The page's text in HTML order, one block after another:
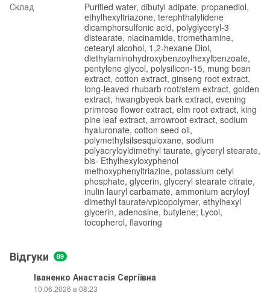
Склад
Purified water, dibutyl adipate, propanediol,
ethylhexyltriazone, terephthalylidene
dicamphorsulfonic acid, polyglyceryl-3
distearate, niacinamide, tromethamine,
cetearyl alcohol, 1,2-hexane Diol,
diethylaminohydroxybenzoylhexylbenzoate,
pentylene glycol, polysilicon-15, mung bean
extract, cotton extract, ginseng root extract,
long-leaved rhubarb root/stem extract, golden
extract, hwangbyeok bark extract, evening
primrose flower extract, elm root extract, king
pine leaf extract, arrowroot extract, sodium
hyaluronate, cotton seed oil,
polymethylsilsesquioxane, sodium
polyacryloyldimethyl taurate, glyceryl stearate,
bis- Ethylhexyloxyphenol
methoxyphenyltriazine, potassium cetyl
phosphate, glycerin, glyceryl stearate citrate,
inulin lauryl carbamate, ammonium acryloyl
dimethyl taurate/vpicopolymer, ethylhexyl
glycerin, adenosine, butylene; Lycol,
tocopherol, flavoring
Відгуки 89
Іваненко Анастасія Сергіївна
10.06.2026 в 08:23